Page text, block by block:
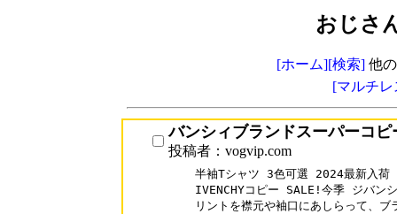
おじさ
[ホーム][検索]他
[マルチ
バンシィブランドスーパーコピ
投稿者：vogvip.com
半袖Tシャツ 3色可選 2024最新入荷
IVENCHYコピー SALE!今季 ジバン
リントを襟元や袖口にあしらって、